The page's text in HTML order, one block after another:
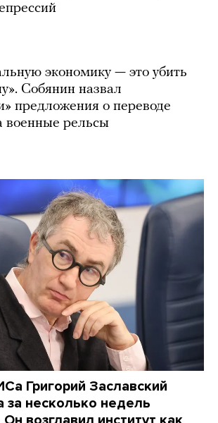
экономику — это убить
Собянин назвал
предложения о переводе
военные рельсы
Григорий Заславский
за несколько недель